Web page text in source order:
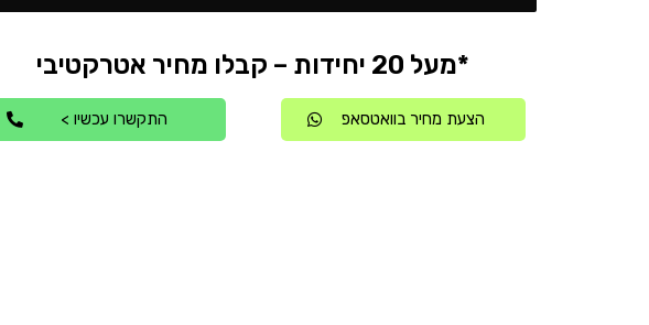
*מעל 20 יחידות – קבלו מחיר אטרקטיבי
הצעת מחיר בוואטסאפ התקשרו עכשיו >